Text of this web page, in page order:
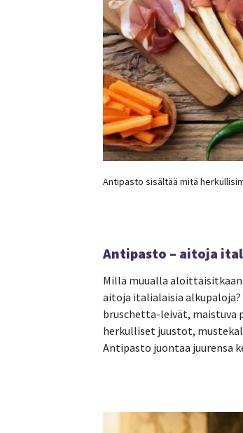
Antipasto sisältää mitä
Antipasto – aitoja
Millä muualla
aitoja italialaisia
bruschetta-leivät, maistuva
herkulliset juustot,
Antipasto juontaa juurensa